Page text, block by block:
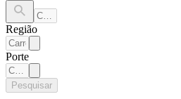
Região
Porte
Pesquisar